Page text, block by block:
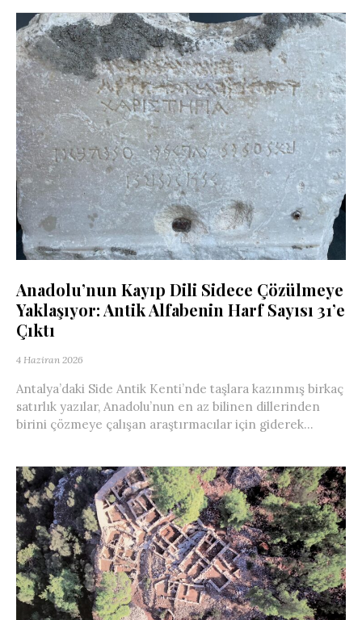
Anadolu’nun Kayıp Dili Sidece Çözülmeye
Yaklaşıyor: Antik Alfabenin Harf Sayısı 31’e
Çıktı
4 Haziran 2026
Antalya’daki Side Antik Kenti’nde taşlara kazınmış birkaç
satırlık yazılar, Anadolu’nun en az bilinen dillerinden
birini çözmeye çalışan araştırmacılar için giderek...